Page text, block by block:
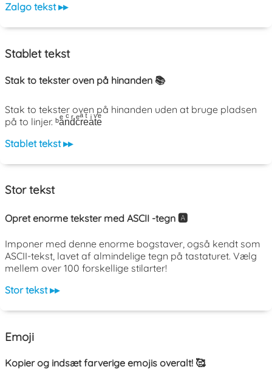
Zalgo tekst ▸▸
Stablet tekst
Stak to tekster oven på hinanden 📚
Stak to tekster oven på hinanden uden at bruge pladsen
på to linjer. ᵇaͤnͨdͬcͤrͣeͭaͥtͮeͤ
Stablet tekst ▸▸
Stor tekst
Opret enorme tekster med ASCII -tegn 🅰️
Imponer med denne enorme bogstaver, også kendt som
ASCII-tekst, lavet af almindelige tegn på tastaturet. Vælg
mellem over 100 forskellige stilarter!
Stor tekst ▸▸
Emoji
Kopier og indsæt farverige emojis overalt! 🥰